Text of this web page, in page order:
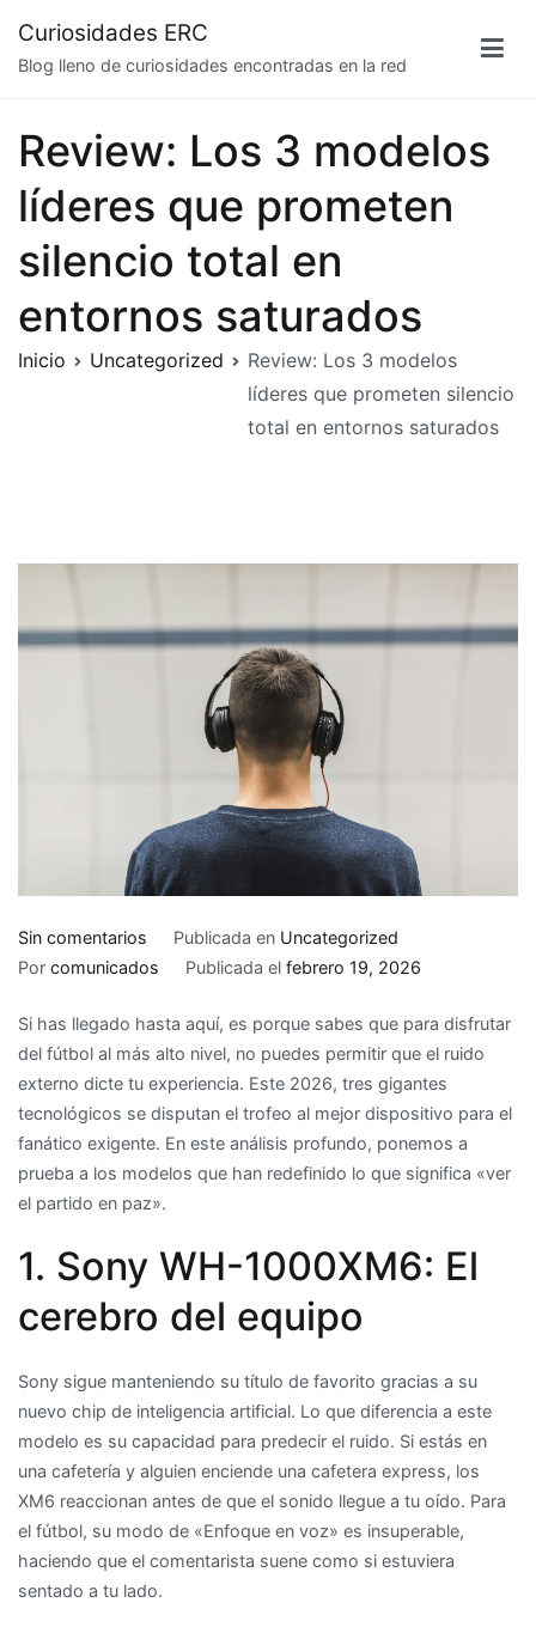
contenido
Curiosidades ERC
Blog lleno de curiosidades encontradas en la red
Review: Los 3 modelos
líderes que prometen
silencio total en
entornos saturados
Inicio Uncategorized
Review: Los 3 modelos
líderes que prometen silencio
total en entornos saturados
Sin comentarios
Review:
3
modelos
líderes
que
prometen
silencio
total
entornos
Publicada en Uncategorized
Por comunicados Publicada el febrero 19, 2026
Si has llegado hasta aquí, es porque sabes que para disfrutar
del fútbol al más alto nivel, no puedes permitir que el ruido
externo dicte tu experiencia. Este 2026, tres gigantes
tecnológicos se disputan el trofeo al mejor dispositivo para el
fanático exigente. En este análisis profundo, ponemos a
prueba a los modelos que han redefinido lo que significa «ver
el partido en paz».
1. Sony WH-1000XM6: El
cerebro del equipo
Sony sigue manteniendo su título de favorito gracias a su
nuevo chip de inteligencia artificial. Lo que diferencia a este
modelo es su capacidad para predecir el ruido. Si estás en
una cafetería y alguien enciende una cafetera express, los
XM6 reaccionan antes de que el sonido llegue a tu oído. Para
el fútbol, su modo de «Enfoque en voz» es insuperable,
haciendo que el comentarista suene como si estuviera
sentado a tu lado.